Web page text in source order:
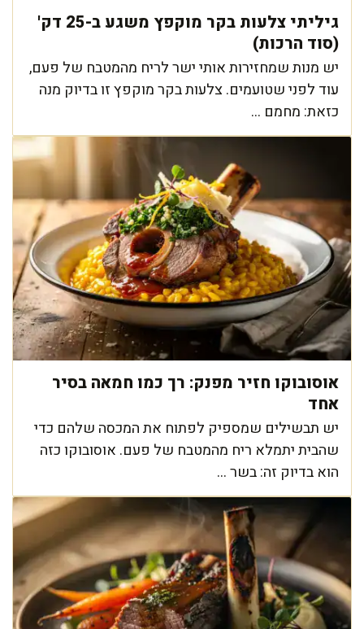
גיליתי צלעות בקר מוקפץ משגע ב-25 דק'
(סוד הרכות)
יש מנות שמחזירות אותי ישר לריח מהמטבח של פעם,
עוד לפני שטועמים. צלעות בקר מוקפץ זו בדיוק מנה
כזאת: מחמם ...
אוסובוקו חזיר מפנק: רך כמו חמאה בסיר
אחד
יש תבשילים שמספיק לפתוח את המכסה שלהם כדי
שהבית יתמלא ריח מהמטבח של פעם. אוסובוקו כזה
הוא בדיוק זה: בשר ...